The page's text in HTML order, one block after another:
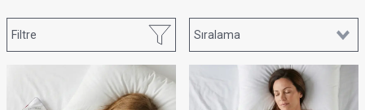
Filtre